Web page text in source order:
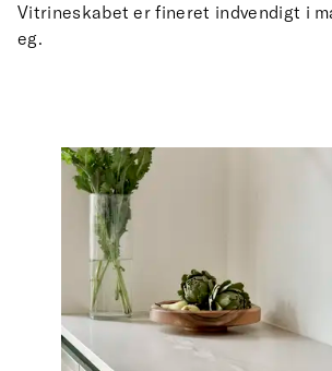
Vitrineskabet er fineret indvendigt i
eg.